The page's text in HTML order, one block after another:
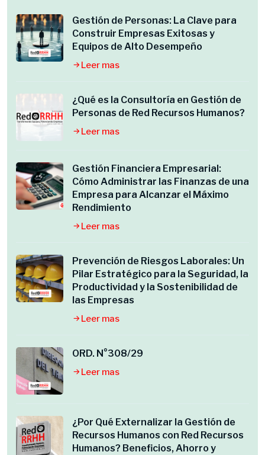
Gestión de Personas: La Clave para
Construir Empresas Exitosas y
Equipos de Alto Desempeño
Leer mas
¿Qué es la Consultoría en Gestión de
Personas de Red Recursos Humanos?
Leer mas
Gestión Financiera Empresarial:
Cómo Administrar las Finanzas de una
Empresa para Alcanzar el Máximo
Rendimiento
Leer mas
Prevención de Riesgos Laborales: Un
Pilar Estratégico para la Seguridad, la
Productividad y la Sostenibilidad de
las Empresas
Leer mas
ORD. N°308/29
Leer mas
¿Por Qué Externalizar la Gestión de
Recursos Humanos con Red Recursos
Humanos? Beneficios, Ahorro y